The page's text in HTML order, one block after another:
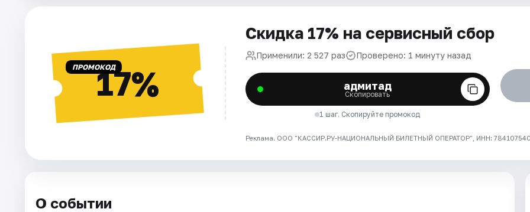
ПРОМОКОД17%
Скидка 17% на сервисный сбор
Применили: 2 527 раз Проверено: 1 минуту назад
адмитад
Скопировать
1 шаг. Скопируйте промокод
Реклама. ООО "КАССИР.РУ-НАЦИОНАЛЬНЫЙ БИЛЕТНЫЙ ОПЕРАТОР", ИНН: 7841075409
О событии